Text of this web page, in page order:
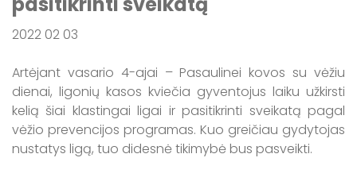
2022 02 03
Artėjant vasario 4-ajai – Pasaulinei kovos su vėžiu
dienai, ligonių kasos kviečia gyventojus laiku užkirsti
kelią šiai klastingai ligai ir pasitikrinti sveikatą pagal
vėžio prevencijos programas. Kuo greičiau gydytojas
nustatys ligą, tuo didesnė tikimybė bus pasveikti.